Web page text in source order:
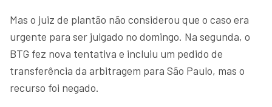
Mas o juiz de plantão não considerou que o caso era
urgente para ser julgado no domingo. Na segunda, o
BTG fez nova tentativa e incluiu um pedido de
transferência da arbitragem para São Paulo, mas o
recurso foi negado.